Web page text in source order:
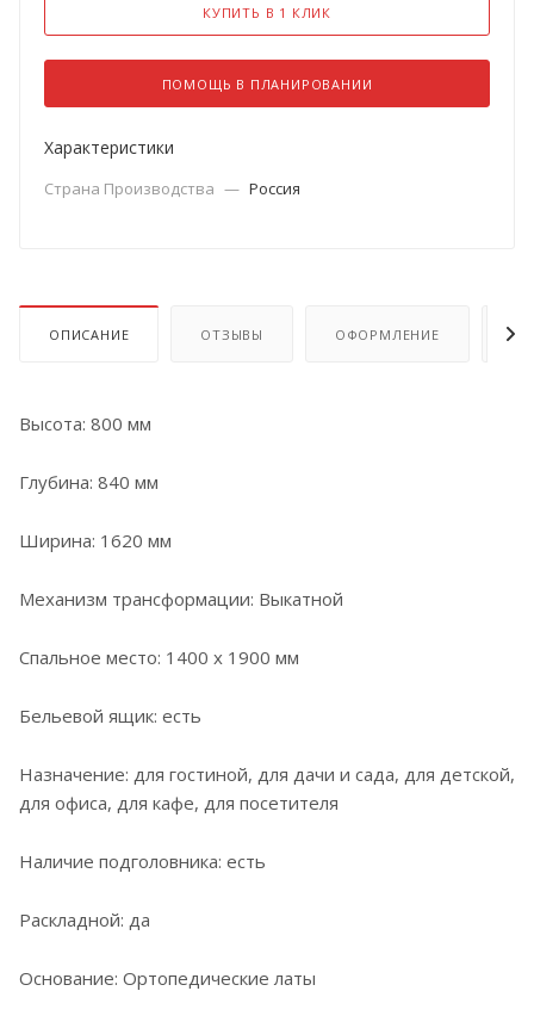
КУПИТЬ В 1 КЛИК
ПОМОЩЬ В ПЛАНИРОВАНИИ
Характеристики
Страна Производства — Россия
ОПИСАНИЕ ОТЗЫВЫ ОФОРМЛЕНИЕ
Высота: 800 мм
Глубина: 840 мм
Ширина: 1620 мм
Механизм трансформации: Выкатной
Спальное место: 1400 х 1900 мм
Бельевой ящик: есть
Назначение: для гостиной, для дачи и сада, для детской,
для офиса, для кафе, для посетителя
Наличие подголовника: есть
Раскладной: да
Основание: Ортопедические латы